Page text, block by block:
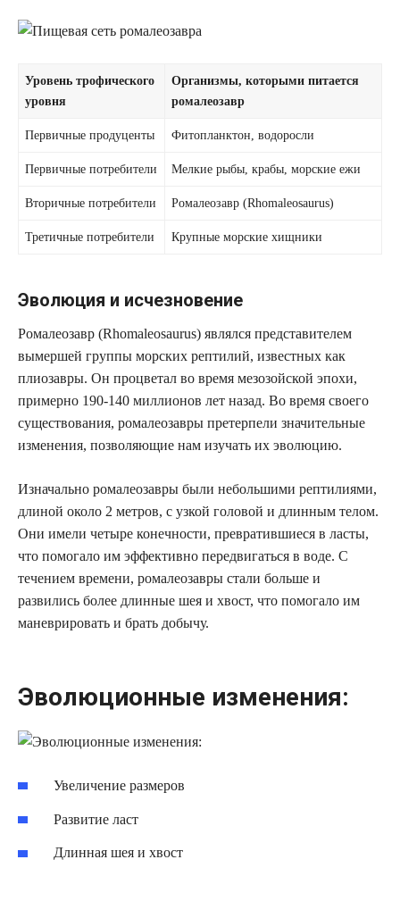
Уровень трофического
уровня
Организмы, которыми питается
ромалеозавр
Первичные продуценты Фитопланктон, водоросли
Первичные потребители Мелкие рыбы, крабы, морские ежи
Вторичные потребители Ромалеозавр (Rhomaleosaurus)
Третичные потребители Крупные морские хищники
Эволюция и исчезновение
Ромалеозавр (Rhomaleosaurus) являлся представителем
вымершей группы морских рептилий, известных как
плиозавры. Он процветал во время мезозойской эпохи,
примерно 190-140 миллионов лет назад. Во время своего
существования, ромалеозавры претерпели значительные
изменения, позволяющие нам изучать их эволюцию.
Изначально ромалеозавры были небольшими рептилиями,
длиной около 2 метров, с узкой головой и длинным телом.
Они имели четыре конечности, превратившиеся в ласты,
что помогало им эффективно передвигаться в воде. С
течением времени, ромалеозавры стали больше и
развились более длинные шея и хвост, что помогало им
маневрировать и брать добычу.
Эволюционные изменения:
Увеличение размеров
Развитие ласт
Длинная шея и хвост